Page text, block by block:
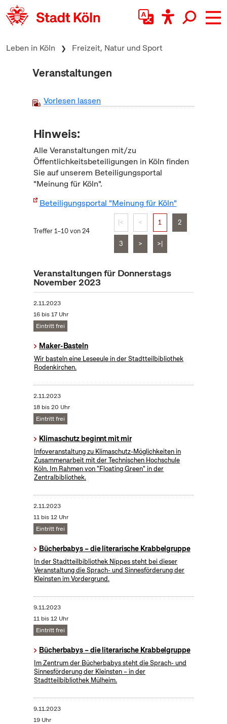
zum Inhalt springen
Leben in Köln Freizeit, Natur und Sport
Veranstaltungen
Vorlesen lassen
Hinweis:
Alle Veranstaltungen mit/zu
Öffentlichkeitsbeteiligungen in Köln finden
Sie auf unserem Beteiligungsportal
"Meinung für Köln".
Beteiligungsportal "Meinung für Köln"
Treffer 1–10 von 24
|< < 1 2
3 > >|
Veranstaltungen für Donnerstags
November 2023
2.11.2023
16 bis 17 Uhr
Eintritt frei
Maker-Basteln
Wir basteln eine Leseeule in der Stadtteilbibliothek
Rodenkirchen.
2.11.2023
18 bis 20 Uhr
Eintritt frei
Klimaschutz beginnt mit mir
Infoveranstaltung zu Klimaschutz-Möglichkeiten in
Zusammenarbeit mit der Technischen Hochschule
Köln. Im Rahmen von "Floating Green" in der
Zentralbibliothek.
2.11.2023
11 bis 12 Uhr
Eintritt frei
Bücherbabys – die literarische Krabbelgruppe
In der Stadtteilbibliothek Nippes steht bei dieser
Veranstaltung die Sprach- und Sinnesförderung der
Kleinsten im Vordergrund.
9.11.2023
11 bis 12 Uhr
Eintritt frei
Bücherbabys – die literarische Krabbelgruppe
Im Zentrum der Bücherbabys steht die Sprach- und
Sinnesförderung der Kleinsten – in der
Stadtteilbibliothek Mülheim.
9.11.2023
19 Uhr